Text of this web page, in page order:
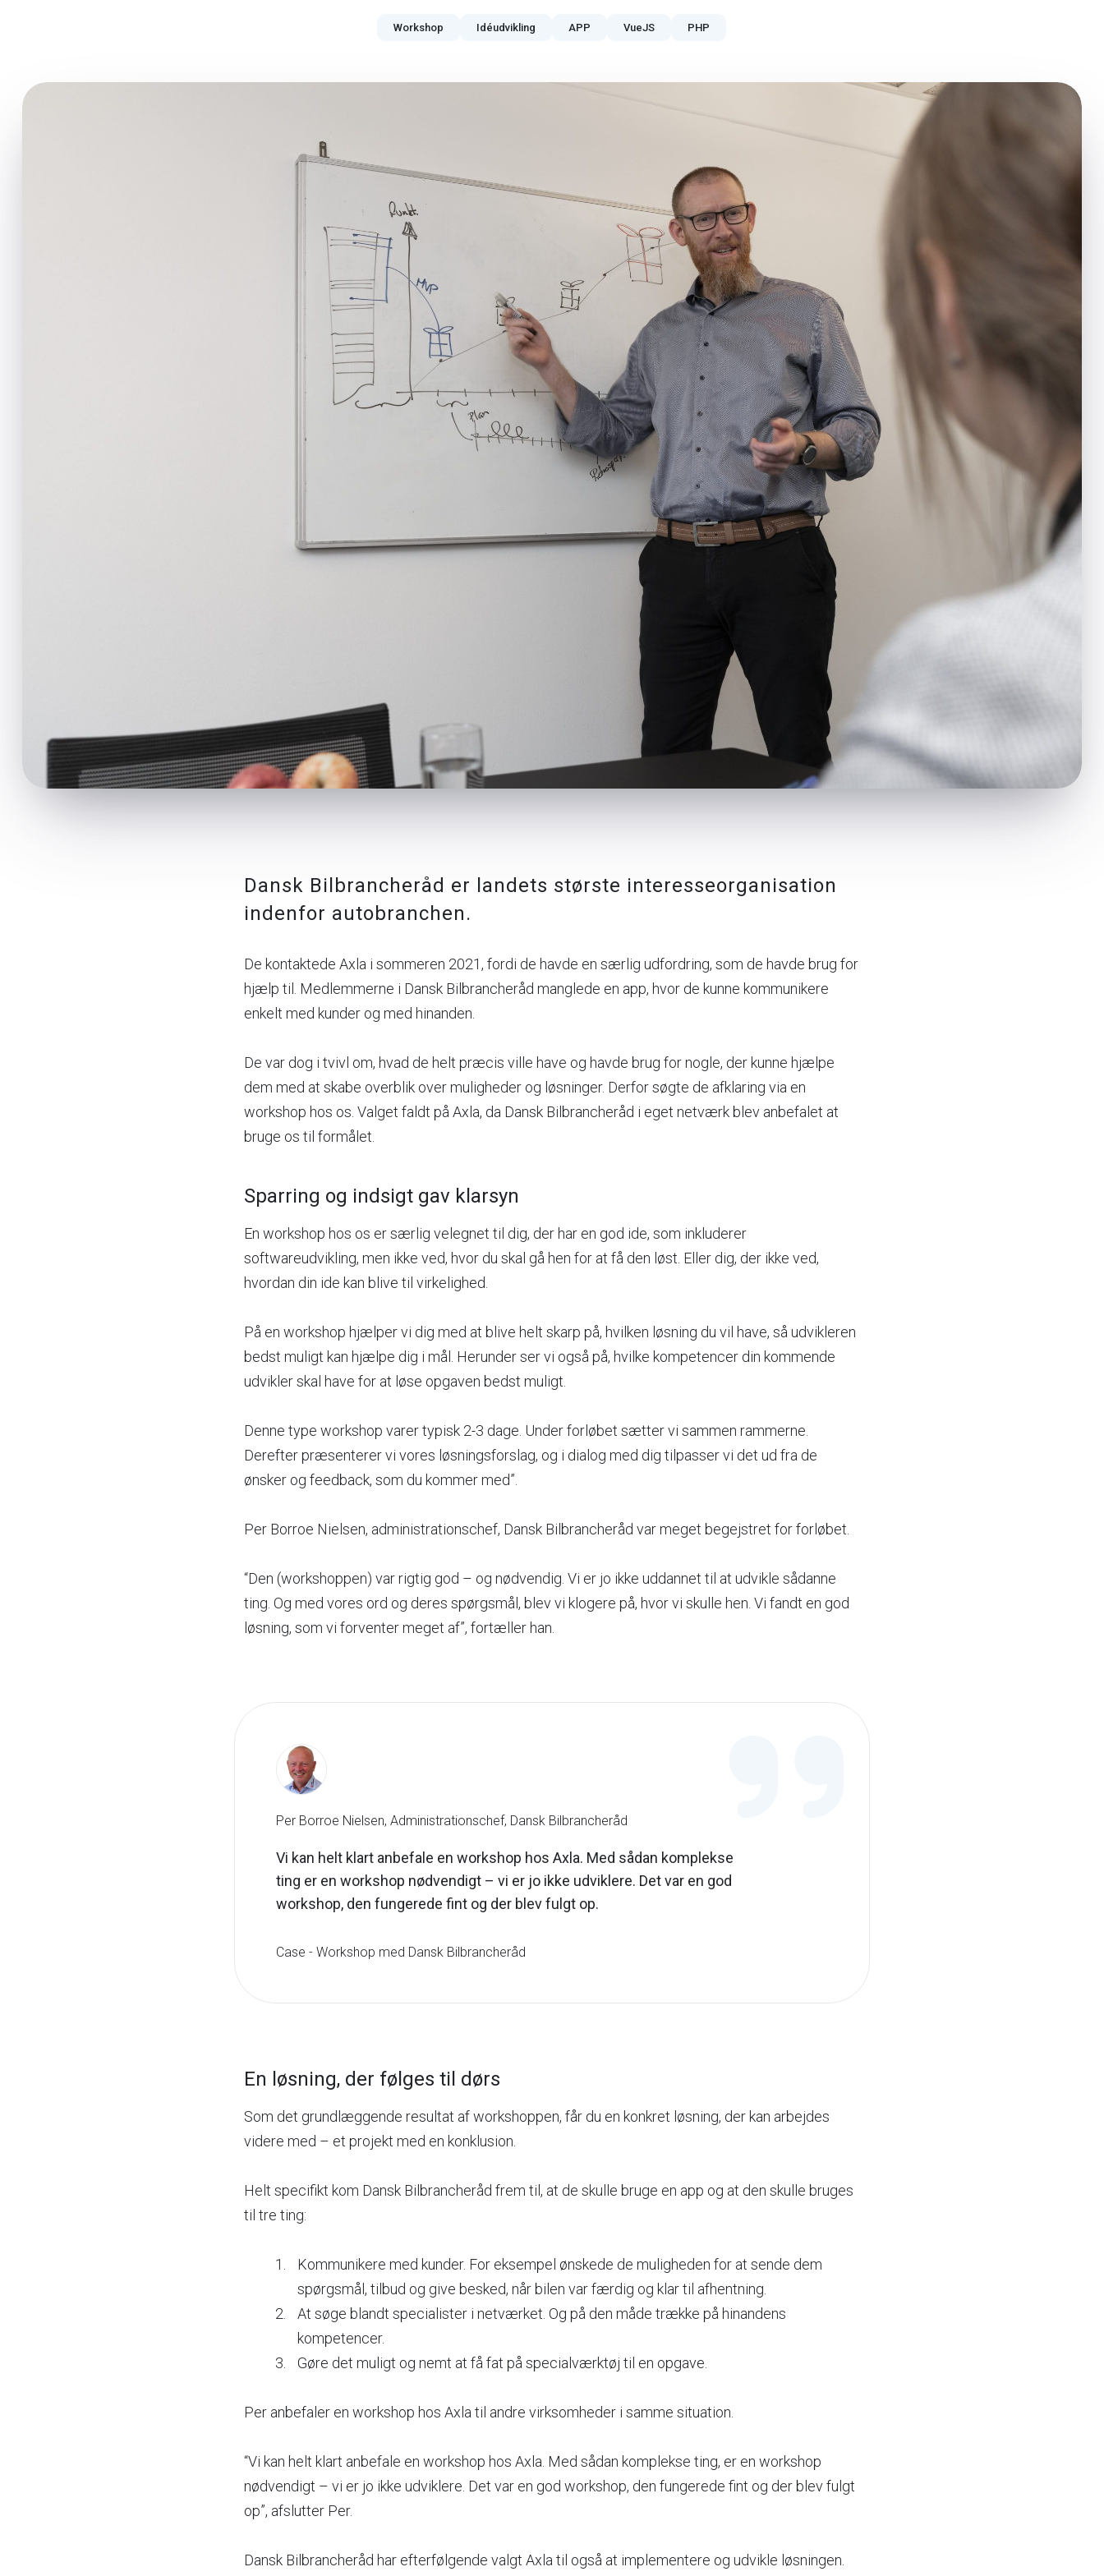
Workshop Idéudvikling APP VueJS PHP
Dansk Bilbrancheråd er landets største interesseorganisation
indenfor autobranchen.
De kontaktede Axla i sommeren 2021, fordi de havde en særlig udfordring, som de havde brug for
hjælp til. Medlemmerne i Dansk Bilbrancheråd manglede en app, hvor de kunne kommunikere
enkelt med kunder og med hinanden.
De var dog i tvivl om, hvad de helt præcis ville have og havde brug for nogle, der kunne hjælpe
dem med at skabe overblik over muligheder og løsninger. Derfor søgte de afklaring via en
workshop hos os. Valget faldt på Axla, da Dansk Bilbrancheråd i eget netværk blev anbefalet at
bruge os til formålet.
Sparring og indsigt gav klarsyn
En workshop hos os er særlig velegnet til dig, der har en god ide, som inkluderer
softwareudvikling, men ikke ved, hvor du skal gå hen for at få den løst. Eller dig, der ikke ved,
hvordan din ide kan blive til virkelighed.
På en workshop hjælper vi dig med at blive helt skarp på, hvilken løsning du vil have, så udvikleren
bedst muligt kan hjælpe dig i mål. Herunder ser vi også på, hvilke kompetencer din kommende
udvikler skal have for at løse opgaven bedst muligt.
Denne type workshop varer typisk 2-3 dage. Under forløbet sætter vi sammen rammerne.
Derefter præsenterer vi vores løsningsforslag, og i dialog med dig tilpasser vi det ud fra de
ønsker og feedback, som du kommer med”.
Per Borroe Nielsen, administrationschef, Dansk Bilbrancheråd var meget begejstret for forløbet.
“Den (workshoppen) var rigtig god – og nødvendig. Vi er jo ikke uddannet til at udvikle sådanne
ting. Og med vores ord og deres spørgsmål, blev vi klogere på, hvor vi skulle hen. Vi fandt en god
løsning, som vi forventer meget af”, fortæller han.
Per Borroe Nielsen, Administrationschef, Dansk Bilbrancheråd
Vi kan helt klart anbefale en workshop hos Axla. Med sådan komplekse
ting er en workshop nødvendigt – vi er jo ikke udviklere. Det var en god
workshop, den fungerede fint og der blev fulgt op.
Case - Workshop med Dansk Bilbrancheråd
En løsning, der følges til dørs
Som det grundlæggende resultat af workshoppen, får du en konkret løsning, der kan arbejdes
videre med – et projekt med en konklusion.
Helt specifikt kom Dansk Bilbrancheråd frem til, at de skulle bruge en app og at den skulle bruges
til tre ting:
Kommunikere med kunder. For eksempel ønskede de muligheden for at sende dem
spørgsmål, tilbud og give besked, når bilen var færdig og klar til afhentning.
At søge blandt specialister i netværket. Og på den måde trække på hinandens
kompetencer.
Gøre det muligt og nemt at få fat på specialværktøj til en opgave.
Per anbefaler en workshop hos Axla til andre virksomheder i samme situation.
“Vi kan helt klart anbefale en workshop hos Axla. Med sådan komplekse ting, er en workshop
nødvendigt – vi er jo ikke udviklere. Det var en god workshop, den fungerede fint og der blev fulgt
op”, afslutter Per.
Dansk Bilbrancheråd har efterfølgende valgt Axla til også at implementere og udvikle løsningen.